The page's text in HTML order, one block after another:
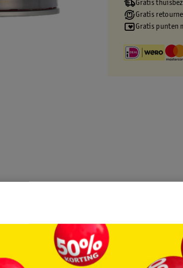
Gratis
Gratis
Gratis punten